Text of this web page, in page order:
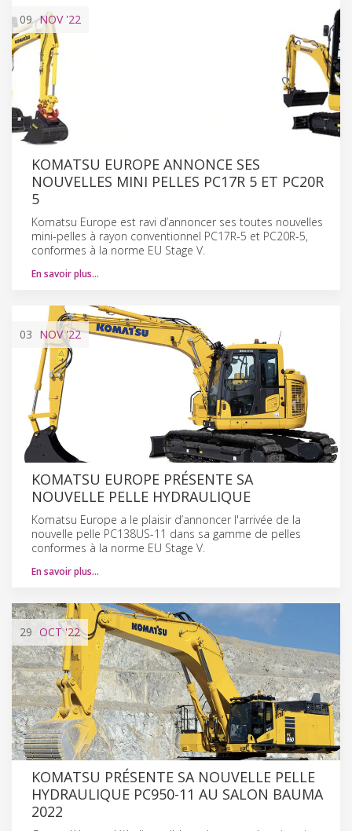
09 NOV'22
KOMATSU EUROPE ANNONCE SES
NOUVELLES MINI PELLES PC17R 5 ET PC20R
5
Komatsu Europe est ravi d’annoncer ses toutes nouvelles
mini-pelles à rayon conventionnel PC17R-5 et PC20R-5,
conformes à la norme EU Stage V.
En savoir plus…
03 NOV'22
KOMATSU EUROPE PRÉSENTE SA
NOUVELLE PELLE HYDRAULIQUE
Komatsu Europe a le plaisir d’annoncer l'arrivée de la
nouvelle pelle PC138US-11 dans sa gamme de pelles
conformes à la norme EU Stage V.
En savoir plus…
29 OCT'22
KOMATSU PRÉSENTE SA NOUVELLE PELLE
HYDRAULIQUE PC950-11 AU SALON BAUMA
2022